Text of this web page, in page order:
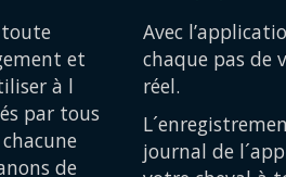
toute
et
à l
par tous
de
Avec
chaque pas de
réel.
journal de